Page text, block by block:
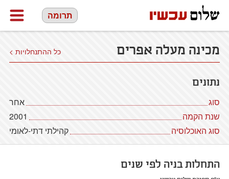
תרומה
מכינה מעלה אפרים כל ההתנחלויות >
נתונים
סוג
אחר
שנת הקמה
2001
סוג האוכלוסיה
קהילתי דתי-לאומי
התחלות בניה לפי שנים